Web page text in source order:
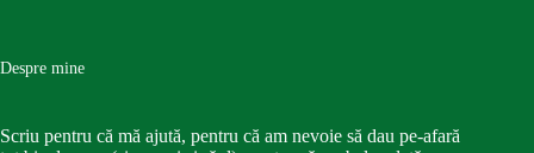
Despre mine
Scriu pentru că mă ajută, pentru că am nevoie să dau pe-afară